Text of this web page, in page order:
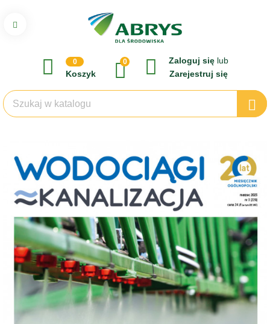
0
Koszyk
0 Zaloguj się lub
Zarejestruj się